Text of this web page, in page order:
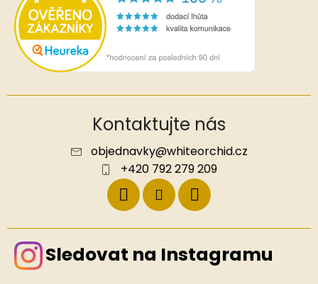
Kontaktujte nás
objednavky@whiteorchid.cz
+420 792 279 209
Sledovat na Instagramu